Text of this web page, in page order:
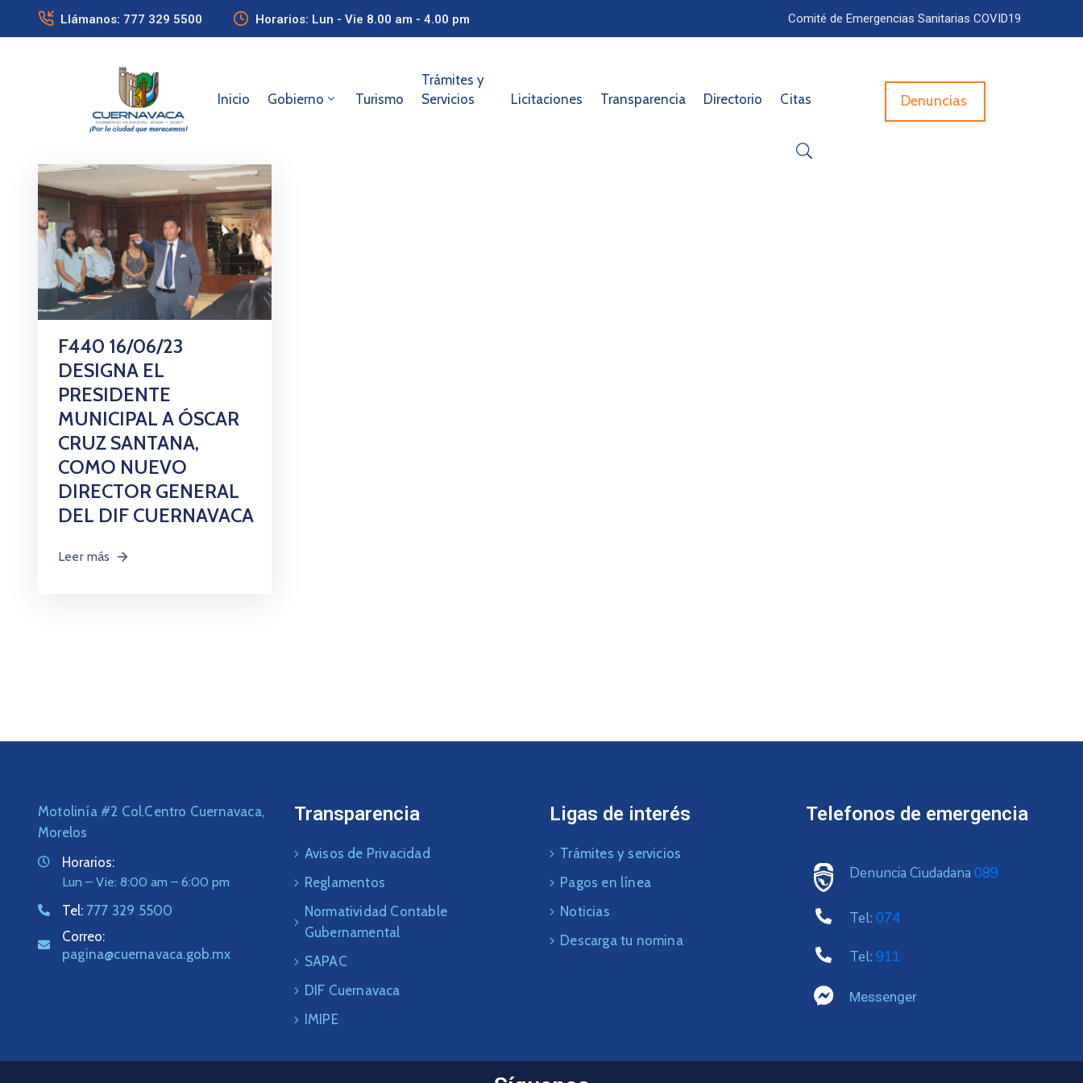
Llámanos: 777 329 5500 Horarios: Lun - Vie 8.00 am - 4.00 pm Comité de Emergencias Sanitarias COVID19
Inicio Gobierno Turismo
Trámites y
Servicios
Licitaciones Transparencia Directorio Citas Denuncias
F440 16/06/23
DESIGNA EL
PRESIDENTE
MUNICIPAL A ÓSCAR
CRUZ SANTANA,
COMO NUEVO
DIRECTOR GENERAL
DEL DIF CUERNAVACA
Leer más
Motolinía #2 Col.Centro Cuernavaca,
Morelos
Horarios:
Lun – Vie: 8:00 am – 6:00 pm
Tel: 777 329 5500
Correo:
pagina@cuernavaca.gob.mx
Transparencia
Avisos de Privacidad
Reglamentos
Normatividad Contable
Gubernamental
SAPAC
DIF Cuernavaca
IMIPE
Ligas de interés
Trámites y servicios
Pagos en línea
Noticias
Descarga tu nomina
Telefonos de emergencia
Denuncia Ciudadana 089
Tel: 074
Tel: 911
Messenger